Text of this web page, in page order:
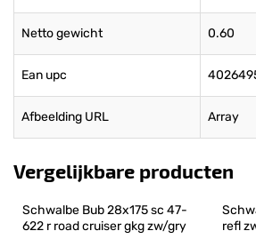
Netto gewicht 0.60
Ean upc
Afbeelding URL Array
Vergelijkbare producten
Schwalbe Bub 28x175 sc 47-
622 r road cruiser gkg zw/gry
refl